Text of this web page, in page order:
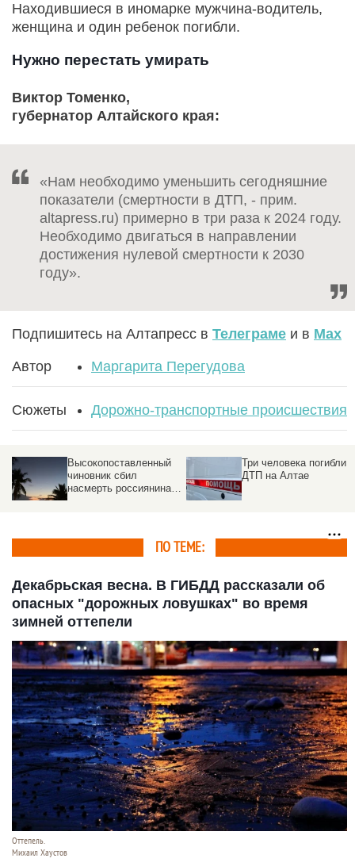
Находившиеся в иномарке мужчина-водитель,
женщина и один ребенок погибли.
Нужно перестать умирать
Виктор Томенко,
губернатор Алтайского края:
«Нам необходимо уменьшить сегодняшние
показатели (смертности в ДТП, - прим.
altapress.ru) примерно в три раза к 2024 году.
Необходимо двигаться в направлении
достижения нулевой смертности к 2030
году».
Подпишитесь на Алтапресс в Телеграме и в Max
Автор Маргарита Перегудова
Сюжеты Дорожно-транспортные происшествия
Три человека погибли в
ДТП на Алтае
Пятеро граждан
Казахстана пострадали
ПО ТЕМЕ:
Декабрьская весна. В ГИБДД рассказали об
опасных "дорожных ловушках" во время
зимней оттепели
Оттепель.
Михаил Хаустов